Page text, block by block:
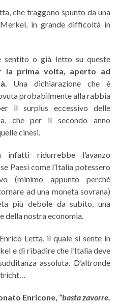
che traggono spunto da una
in grande difficoltà in
sentito o già letto su queste
la prima volta, aperto ad
Una dichiarazione che è
probabilmente alla rabbia
il surplus eccessivo delle
che per il secondo anno
cinesi.
infatti ridurrebbe l’avanzo
Paesi come l’Italia potessero
(minimo appunto perché
ad una moneta sovrana)
più debole da subito, una
della nostra economia.
Letta, il quale si sente in
e di ribadire che l’Italia deve
assoluta. D’altronde
Enricone, “basta zavorre.